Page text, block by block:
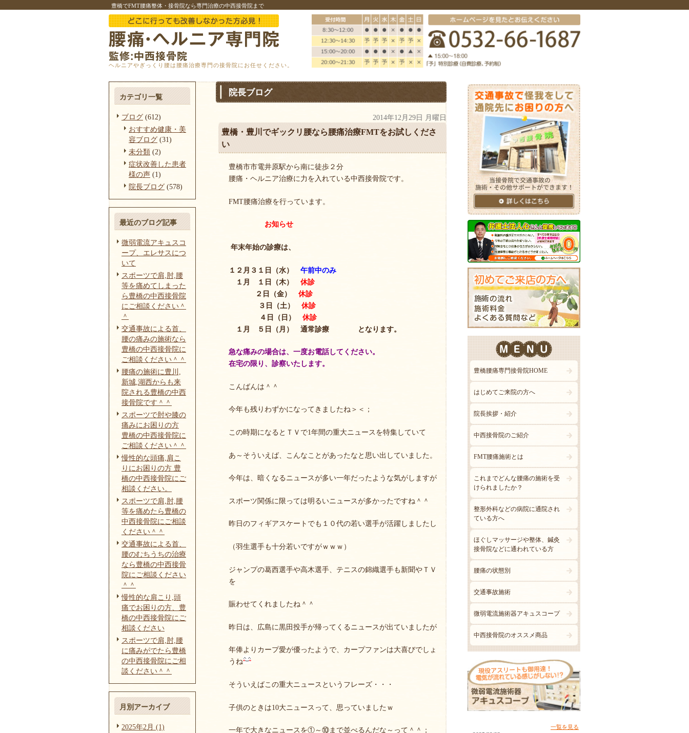
豊橋でFMT腰痛整体・接骨院なら専門治療の中西接骨院まで
ヘルニアやぎっくり腰は腰痛治療専門の接骨院にお任せください。
院長ブログ
2014年12月29日 月曜日
豊橋・豊川でギックリ腰なら腰痛治療FMTをお試しくださ
い
豊橋市市電井原駅から南に徒歩２分
腰痛・ヘルニア治療に力を入れている中西接骨院です。
FMT腰痛治療を行っています。
お知らせ
年末年始の診療は、
１２月３１日（水） 午前中のみ
１月 １日（木） 休診
２日（金） 休診
３日（土） 休診
４日（日） 休診
１月 ５日（月） 通常診療 となります。
急な痛みの場合は、一度お電話してください。
在宅の限り、診察いたします。
こんばんは＾＾
今年も残りわずかになってきましたね＞＜；
この時期になるとＴＶで1年間の重大ニュースを特集していて
あ～そういえば、こんなことがあったなと思い出していました。
今年は、暗くなるニュースが多い一年だったような気がしますが
スポーツ関係に限っては明るいニュースが多かったですね＾＾
昨日のフィギアスケートでも１０代の若い選手が活躍しましたし
（羽生選手も十分若いですがｗｗｗ）
ジャンプの葛西選手や高木選手、テニスの錦織選手も新聞やＴＶ
を
賑わせてくれましたね＾＾
昨日は、広島に黒田投手が帰ってくるニュースが出ていましたが
年俸よりカープ愛が優ったようで、カープファンは大喜びでしょ
うね
そういえばこの重大ニュースというフレーズ・・・
子供のときは10大ニュースって、思っていましたｗ
一年で大きなニュースを①～⑩まで並べるんだな～って＾＾；
カテゴリ一覧
ブログ (612)
おすすめ健康・美
容ブログ (31)
未分類 (2)
症状改善した患者
様の声 (1)
院長ブログ (578)
最近のブログ記事
微弱電流アキュスコ
ープ、エレサスにつ
いて
スポーツで肩,肘,腰
等を痛めてしまった
ら豊橋の中西接骨院
にご相談ください＾
＾
交通事故による首、
腰の痛みの施術なら
豊橋の中西接骨院に
ご相談ください＾＾
腰痛の施術に豊川,
新城,湖西からも来
院される豊橋の中西
接骨院です＾＾
スポーツで肘や膝の
痛みにお困りの方
豊橋の中西接骨院に
ご相談ください＾＾
慢性的な頭痛,肩こ
りにお困りの方 豊
橋の中西接骨院にご
相談ください。
スポーツで肩,肘,腰
等を痛めたら豊橋の
中西接骨院にご相談
ください＾＾
交通事故による首、
腰のむちうちの治療
なら豊橋の中西接骨
院にご相談ください
＾＾
慢性的な肩こり,頭
痛でお困りの方、豊
橋の中西接骨院にご
相談ください
スポーツで肩,肘,腰
に痛みがでたら豊橋
の中西接骨院にご相
談ください＾＾
月別アーカイブ
2025年2月 (1)
豊橋腰痛専門接骨院HOME
はじめてご来院の方へ
院長挨拶・紹介
中西接骨院のご紹介
FMT腰痛施術とは
これまでどんな腰痛の施術を受
けられましたか？
整形外科などの病院に通院され
ている方へ
ほぐしマッサージや整体、鍼灸
接骨院などに通われている方
腰痛の状態別
交通事故施術
微弱電流施術器アキュスコープ
中西接骨院のオススメ商品
一覧を見る